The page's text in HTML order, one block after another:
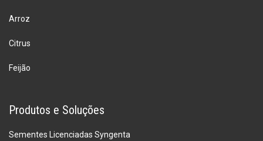
Arroz
Citrus
Feijão
Produtos e Soluções
Sementes Licenciadas Syngenta